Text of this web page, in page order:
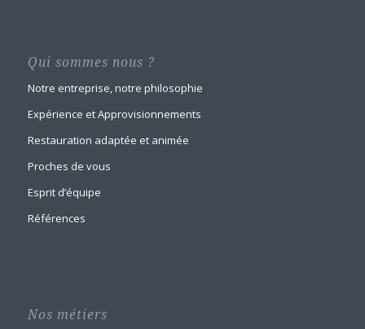
Qui sommes nous ?
Notre entreprise, notre philosophie
Expérience et Approvisionnements
Restauration adaptée et animée
Proches de vous
Esprit d’équipe
Références
Nos métiers